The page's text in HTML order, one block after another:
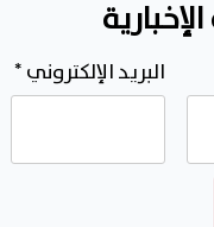
البريد الإلكتروني*